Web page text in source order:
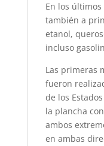
En los últimos
también a
etanol,
incluso
Las primeras
fueron
de los
la plancha
ambos
en ambas